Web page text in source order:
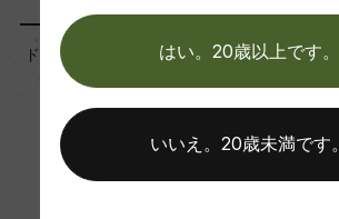
70hl/ha
25年
ドイツ ドイツ
はい。20歳以上です。
いいえ。20歳未満です。